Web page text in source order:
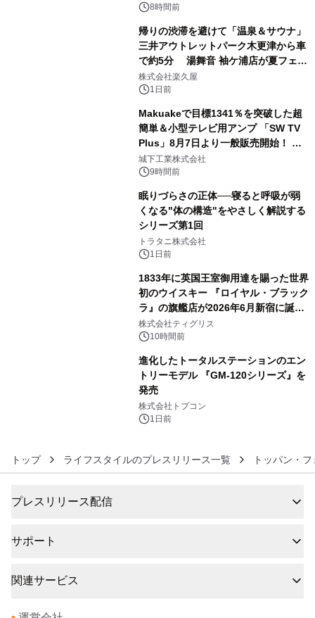
ボグッズも発売決定！
8時間前
帰りの渋滞を避けて「温泉＆サウナ」
三井アウトレットパーク木更津から車
で約5分 湯舞音 袖ケ浦店が夏フェア
メニューを提供
株式会社楽久屋
1日前
Makuakeで目標1341％を突破した超
簡単＆小型テレビ用アンプ 「SW TV
Plus」8月7日より一般販売開始！ ケ
ーブル1本つなぐだけ、テレビの音が
ぐっと豊かに
城下工業株式会社
9時間前
眠りづらさの正体──寝ると呼吸が弱
くなる"体の構造"をやさしく解説する
シリーズ第1回
トラタニ株式会社
1日前
1833年に英国王室御用達を賜った世界
初のウイスキー 『ロイヤル・ブラック
ラ』の旗艦店が2026年6月新宿に誕
生 バカルディ ジャパンと連携した
没入型バー「BAR Arca」
株式会社ティグリス
10時間前
進化したトータルステーションのエン
トリーモデル 『GM-120シリーズ』を
発売
株式会社トプコン
1日前
トップ ライフスタイルのプレスリリース一覧 トッパン・
プレスリリース配信
サポート
関連サービス